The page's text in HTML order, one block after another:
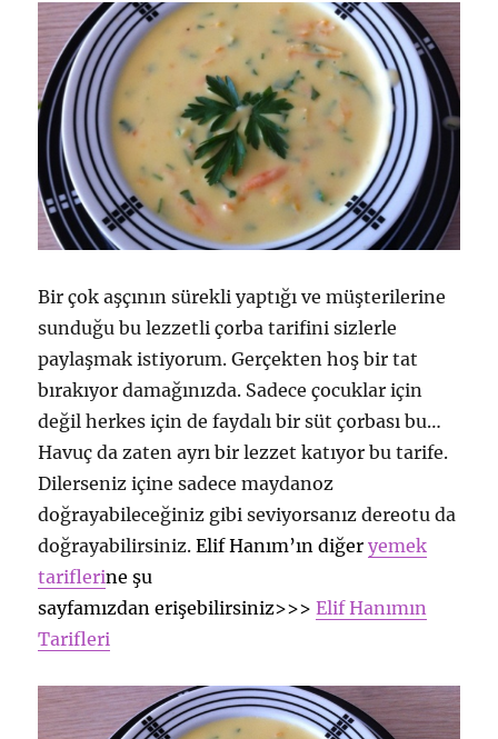
Bir çok aşçının sürekli yaptığı ve müşterilerine
sunduğu bu lezzetli çorba tarifini sizlerle
paylaşmak istiyorum. Gerçekten hoş bir tat
bırakıyor damağınızda. Sadece çocuklar için
değil herkes için de faydalı bir süt çorbası bu…
Havuç da zaten ayrı bir lezzet katıyor bu tarife.
Dilerseniz içine sadece maydanoz
doğrayabileceğiniz gibi seviyorsanız dereotu da
doğrayabilirsiniz.Elif Hanım’ın diğeryemek
tariflerine şu
sayfamızdan erişebilirsiniz>>>Elif Hanımın
Tarifleri